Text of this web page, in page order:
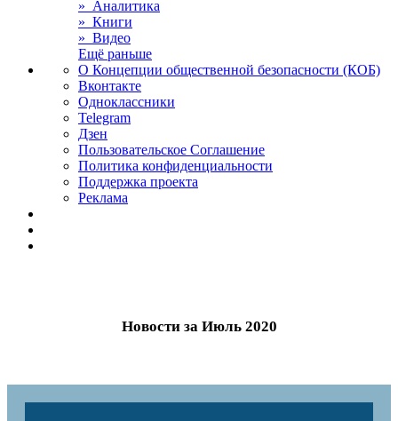
» Аналитика
» Книги
» Видео
Ещё раньше
О Концепции общественной безопасности (КОБ)
Вконтакте
Одноклассники
Telegram
Дзен
Пользовательское Соглашение
Политика конфиденциальности
Поддержка проекта
Реклама
Новости за Июль 2020